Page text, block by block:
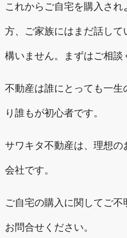
これからご自宅を購入さ
方、ご家族にはまだ話し
構いません。まずはご相談
不動産は誰にとっても一
り誰もが初心者です。
サワキタ不動産は、理想
会社です。
ご自宅の購入に関してご
お問合せください。